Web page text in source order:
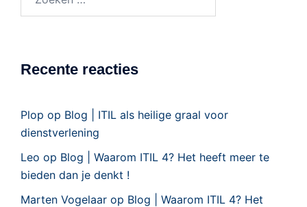
Recente reacties
Plop op Blog | ITIL als heilige graal voor
dienstverlening
Leo op Blog | Waarom ITIL 4? Het heeft meer te
bieden dan je denkt !
Marten Vogelaar op Blog | Waarom ITIL 4? Het